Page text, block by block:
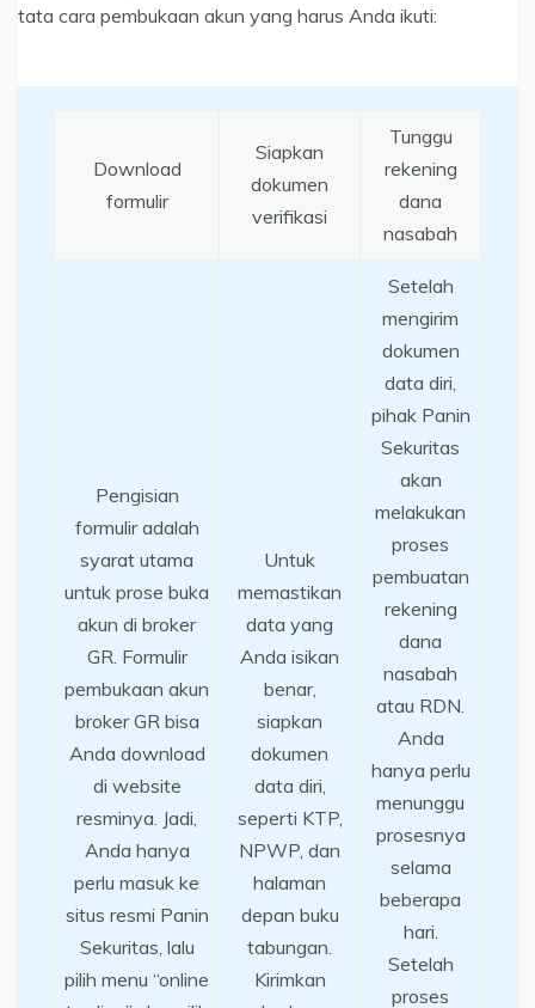
tata cara pembukaan akun yang harus Anda ikuti:
Download
formulir
Siapkan
dokumen
verifikasi
Tunggu
rekening
dana
nasabah
Pengisian
formulir adalah
syarat utama
untuk prose buka
akun di broker
GR. Formulir
pembukaan akun
broker GR bisa
Anda download
di website
resminya. Jadi,
Anda hanya
perlu masuk ke
situs resmi Panin
Sekuritas, lalu
pilih menu “online
Untuk
memastikan
data yang
Anda isikan
benar,
siapkan
dokumen
data diri,
seperti KTP,
NPWP, dan
halaman
depan buku
tabungan.
Kirimkan
Setelah
mengirim
dokumen
data diri,
pihak Panin
Sekuritas
akan
melakukan
proses
pembuatan
rekening
dana
nasabah
atau RDN.
Anda
hanya perlu
menunggu
prosesnya
selama
beberapa
hari.
Setelah
proses